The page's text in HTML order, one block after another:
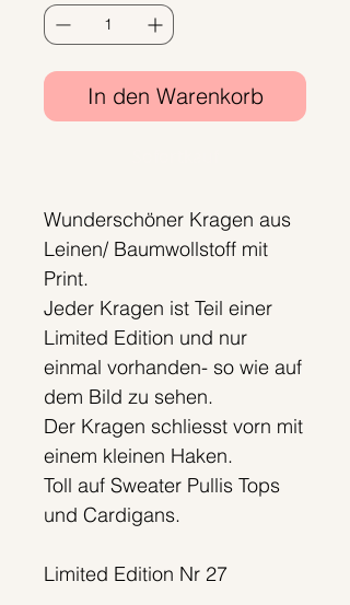
In den Warenkorb
Wunderschöner Kragen aus
Leinen/ Baumwollstoff mit
Print.
Jeder Kragen ist Teil einer
Limited Edition und nur
einmal vorhanden- so wie auf
dem Bild zu sehen.
Der Kragen schliesst vorn mit
einem kleinen Haken.
Toll auf Sweater Pullis Tops
und Cardigans.
Limited Edition Nr 27